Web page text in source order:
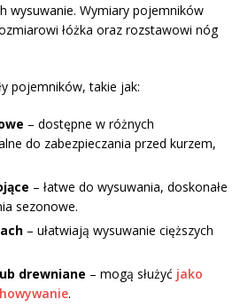
wysuwanie. Wymiary pojemników
łóżka oraz rozstawowi nóg
pojemników, takie jak:
– dostępne w różnych
do zabezpieczania przed kurzem,
– łatwe do wysuwania, doskonałe
sezonowe.
– ułatwiają wysuwanie cięższych
drewniane – mogą służyć jako
.